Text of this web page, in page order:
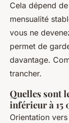
Cela dépend
mensualité
vous ne
permet de
davantage.
trancher.
Quelles sont
inférieur à 15
Orientation